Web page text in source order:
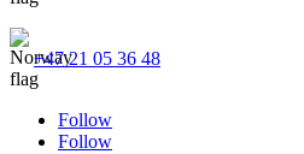
+47 21 05 36 48
Follow
Follow